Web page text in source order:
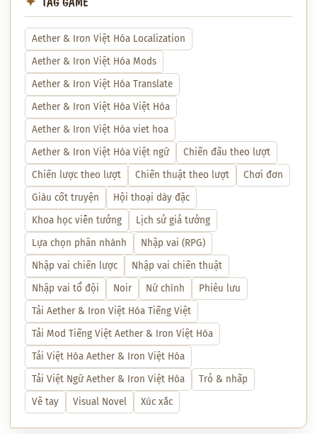
Aether & Iron Việt Hóa Localization
Aether & Iron Việt Hóa Mods
Aether & Iron Việt Hóa Translate
Aether & Iron Việt Hóa Việt Hóa
Aether & Iron Việt Hóa viet hoa
Aether & Iron Việt Hóa Việt ngữ
Chiến đấu theo lượt
Chiến lược theo lượt
Chiến thuật theo lượt
Chơi đơn
Giàu cốt truyện
Hội thoại dày đặc
Khoa học viễn tưởng
Lịch sử giả tưởng
Lựa chọn phân nhánh
Nhập vai (RPG)
Nhập vai chiến lược
Nhập vai chiến thuật
Nhập vai tổ đội
Noir Nữ chính
Phiêu lưu
Tải Aether & Iron Việt Hóa Tiếng Việt
Tải Mod Tiếng Việt Aether & Iron Việt Hóa
Tải Việt Hóa Aether & Iron Việt Hóa
Tải Việt Ngữ Aether & Iron Việt Hóa
Trỏ & nhấp
Vẽ tay
Visual Novel Xúc xắc